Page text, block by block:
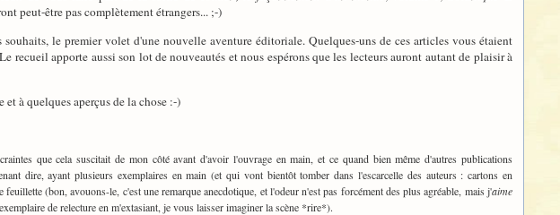
peut-être pas complètement étrangers... ;-)
le premier volet d'une nouvelle aventure éditoriale. Quelques-uns de ces articles vous étaient
recueil apporte aussi son lot de nouveautés et nous espérons que les lecteurs auront autant de plaisir à
et à quelques aperçus de la chose :-)
que cela suscitait de mon côté avant d'avoir l'ouvrage en main, et ce quand bien même d'autres publications
dire, ayant plusieurs exemplaires en main (et qui vont bientôt tomber dans l'escarcelle des auteurs : cartons en
(bon, avouons-le, c'est une remarque anecdotique, et l'odeur n'est pas forcément des plus agréable, mais j'aime
de relecture en m'extasiant, je vous laisser imaginer la scène *rire*).